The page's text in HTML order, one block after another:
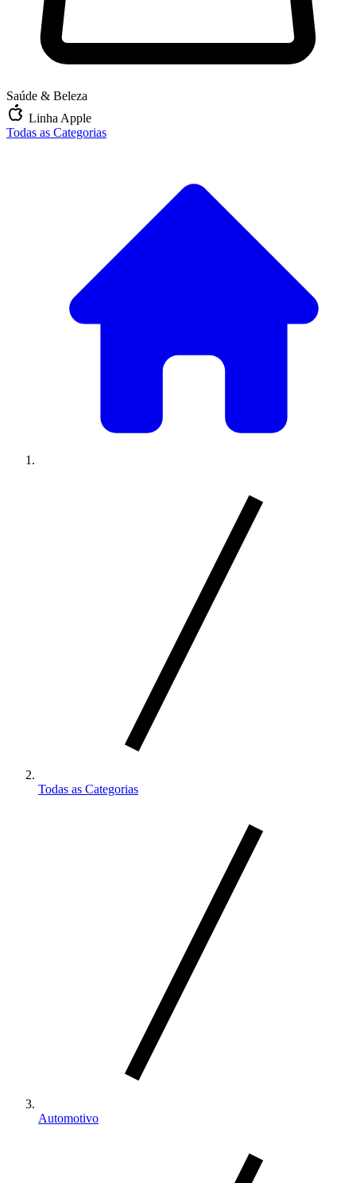
Saúde & Beleza
Linha Apple
Todas as Categorias
Todas as Categorias
Automotivo